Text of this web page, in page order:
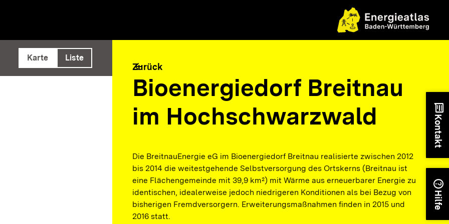
ausführen
Karte Liste
arrow_back
Zurück
Bioenergiedorf Breitnau
im Hochschwarzwald
Die BreitnauEnergie eG im Bioenergiedorf Breitnau realisierte zwischen 2012
bis 2014 die weitestgehende Selbstversorgung des Ortskerns (Breitnau ist
eine Flächengemeinde mit 39,9 km²) mit Wärme aus erneuerbarer Energie zu
identischen, idealerweise jedoch niedrigeren Konditionen als bei Bezug von
bisherigen Fremdversorgern. Erweiterungsmaßnahmen finden in 2015 und
2016 statt.
chat
Kontakt
help
Hilfe